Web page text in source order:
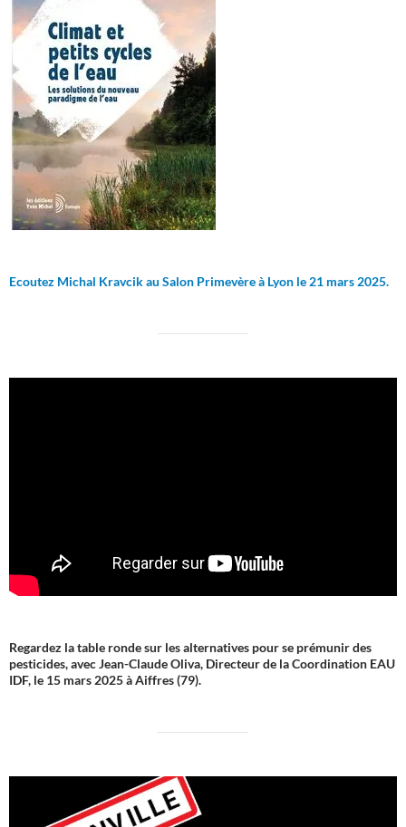
Ecoutez Michal Kravcik au Salon Primevère à Lyon le 21 mars 2025.
Regardez la table ronde sur les alternatives pour se prémunir des
pesticides, avec Jean-Claude Oliva, Directeur de la Coordination EAU
IDF, le 15 mars 2025 à Aiffres (79).